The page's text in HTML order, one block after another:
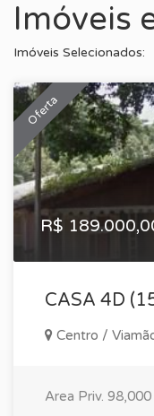
Imóveis
Imóveis Selecionados:
Oferta
R$
CASA 4D
Centro /
Area Priv. 98,000